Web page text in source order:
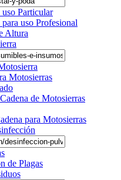
Particular
uso Profesional
Altura
Motosierras
de Motosierras
para Motosierras
de Plagas